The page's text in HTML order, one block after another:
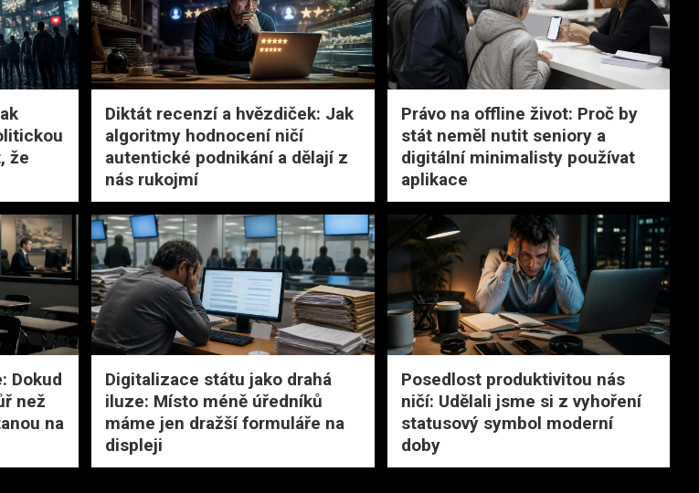
že
Diktát recenzí a hvězdiček: Jak
algoritmy hodnocení ničí
autentické podnikání a dělají z
nás rukojmí
Právo na offline život: Proč by
stát neměl nutit seniory a
digitální minimalisty používat
aplikace
Dokud
než
na
Digitalizace státu jako drahá
iluze: Místo méně úředníků
máme jen dražší formuláře na
displeji
Posedlost produktivitou nás
ničí: Udělali jsme si z vyhoření
statusový symbol moderní
doby